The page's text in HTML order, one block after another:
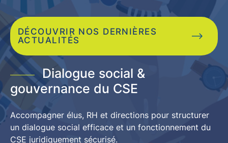
DÉCOUVRIR NOS DERNIÈRES
ACTUALITÉS
Dialogue social &
gouvernance du CSE
Accompagner élus, RH et directions pour structurer
un dialogue social efficace et un fonctionnement du
CSE juridiquement sécurisé.